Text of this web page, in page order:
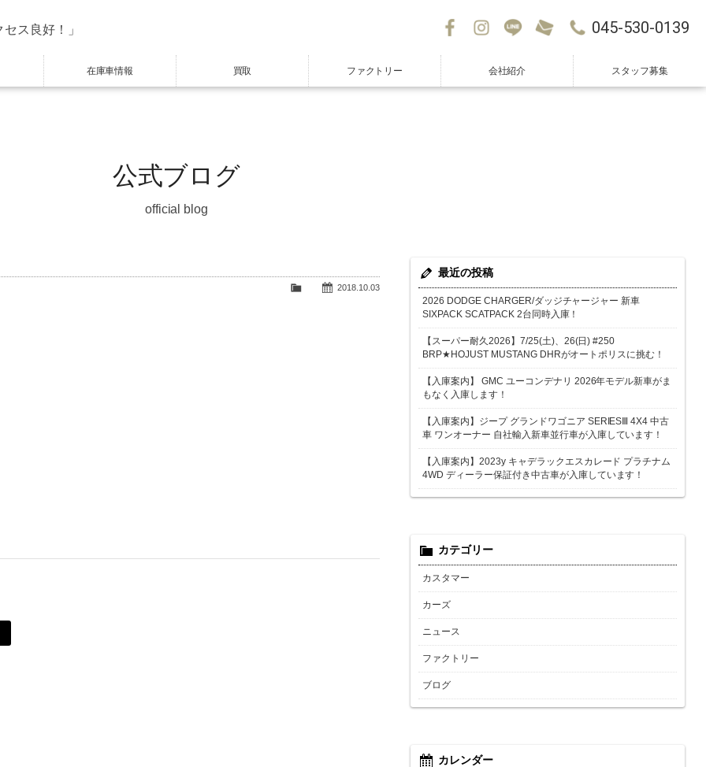
ス良好！」 045-530-0139
在庫車情報 買取 ファクトリー 会社紹介 スタッフ募集
公式ブログ
official blog
2018.10.03
最近の投稿
2026 DODGE CHARGER/ダッジチャージャー 新車
SIXPACK SCATPACK 2台同時入庫！
【スーパー耐久2026】7/25(土)、26(日) #250
BRP★HOJUST MUSTANG DHRがオートポリスに挑む！
【入庫案内】 GMC ユーコンデナリ 2026年モデル新車がま
もなく入庫します！
【入庫案内】ジープ グランドワゴニア SERIESⅢ 4X4 中古
車 ワンオーナー 自社輸入新車並行車が入庫しています！
【入庫案内】2023y キャデラックエスカレード プラチナム
4WD ディーラー保証付き中古車が入庫しています！
カテゴリー
カスタマー
カーズ
ニュース
ファクトリー
ブログ
カレンダー